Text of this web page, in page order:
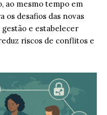
ao mesmo tempo em
os desafios das novas
e estabelecer
riscos de conflitos e